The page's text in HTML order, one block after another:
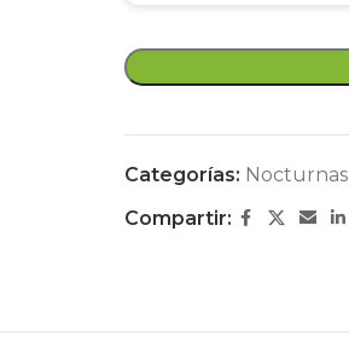
Categorías: Nocturnas
Compartir: